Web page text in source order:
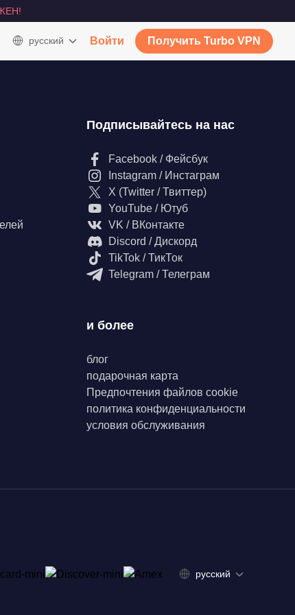
русский Войти Получить Turbo VPN
Подписывайтесь на нас
Facebook / Фейсбук
Instagram / Инстаграм
X (Twitter / Твиттер)
YouTube / Ютуб
VK / ВКонтакте
Discord / Дискорд
TikTok / ТикТок
Telegram / Телеграм
и более
блог
подарочная карта
Предпочтения файлов cookie
политика конфиденциальности
условия обслуживания
русский